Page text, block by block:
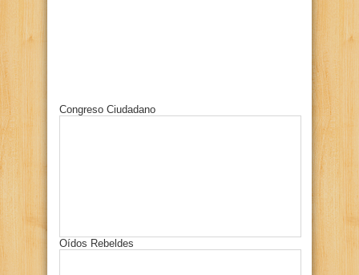
Congreso Ciudadano
Oídos Rebeldes